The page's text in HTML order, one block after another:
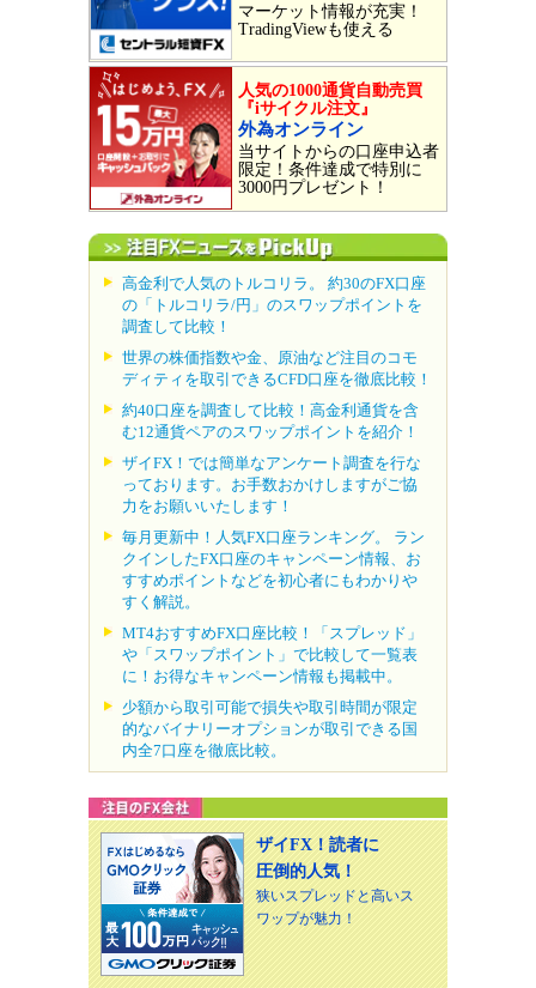
マーケット情報が充実！
TradingViewも使える
人気の1000通貨自動売買
『iサイクル注文』
外為オンライン
当サイトからの口座申込者
限定！条件達成で特別に
3000円プレゼント！
高金利で人気のトルコリラ。 約30のFX口座
の「トルコリラ/円」のスワップポイントを
調査して比較！
世界の株価指数や金、原油など注目のコモ
ディティを取引できるCFD口座を徹底比較！
約40口座を調査して比較！高金利通貨を含
む12通貨ペアのスワップポイントを紹介！
ザイFX！では簡単なアンケート調査を行な
っております。お手数おかけしますがご協
力をお願いいたします！
毎月更新中！人気FX口座ランキング。 ラン
クインしたFX口座のキャンペーン情報、お
すすめポイントなどを初心者にもわかりや
すく解説。
MT4おすすめFX口座比較！「スプレッド」
や「スワップポイント」で比較して一覧表
に！お得なキャンペーン情報も掲載中。
少額から取引可能で損失や取引時間が限定
的なバイナリーオプションが取引できる国
内全7口座を徹底比較。
ザイFX！読者に
圧倒的人気！
狭いスプレッドと高いス
ワップが魅力！